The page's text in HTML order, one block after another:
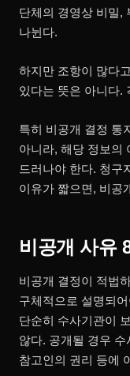
단체의 경영상 비밀,
나뉜다.
하지만 조항이 많다
있다는 뜻은 아니다.
특히 비공개 결정 통
아니라, 해당 정보의
드러나야 한다. 청구
이유가 짧으면, 비공
비공개 사유
비공개 결정이 적법
구체적으로 설명되
단순히 수사기관이
않다. 공개될 경우
참고인의 권리 등에